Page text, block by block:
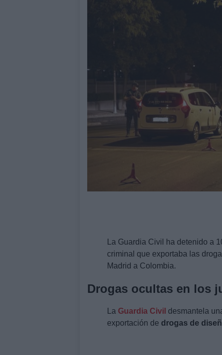
La Guardia Civil ha detenido a
criminal que exportaba las
Madrid a Colombia.
Drogas ocultas en los
La Guardia Civil desmantela
exportación de drogas de